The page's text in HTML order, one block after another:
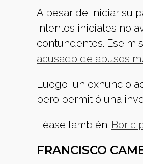
A pesar de iniciar su
intentos iniciales no
contundentes. Ese
acusado de abusos
Luego, un exnuncio
pero permitió una
Léase también: Boric
FRANCISCO